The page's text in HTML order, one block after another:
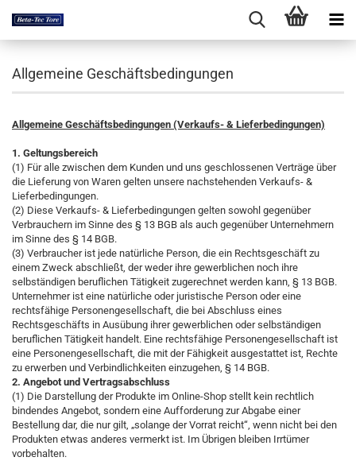
Allgemeine Geschäftsbedingungen
Allgemeine Geschäftsbedingungen (Verkaufs- & Lieferbedingungen)
1. Geltungsbereich
(1) Für alle zwischen dem Kunden und uns geschlossenen Verträge über
die Lieferung von Waren gelten unsere nachstehenden Verkaufs- &
Lieferbedingungen.
(2) Diese Verkaufs- & Lieferbedingungen gelten sowohl gegenüber
Verbrauchern im Sinne des § 13 BGB als auch gegenüber Unternehmern
im Sinne des § 14 BGB.
(3) Verbraucher ist jede natürliche Person, die ein Rechtsgeschäft zu
einem Zweck abschließt, der weder ihre gewerblichen noch ihre
selbständigen beruflichen Tätigkeit zugerechnet werden kann, § 13 BGB.
Unternehmer ist eine natürliche oder juristische Person oder eine
rechtsfähige Personengesellschaft, die bei Abschluss eines
Rechtsgeschäfts in Ausübung ihrer gewerblichen oder selbständigen
beruflichen Tätigkeit handelt. Eine rechtsfähige Personengesellschaft ist
eine Personengesellschaft, die mit der Fähigkeit ausgestattet ist, Rechte
zu erwerben und Verbindlichkeiten einzugehen, § 14 BGB.
2. Angebot und Vertragsabschluss
(1) Die Darstellung der Produkte im Online-Shop stellt kein rechtlich
bindendes Angebot, sondern eine Aufforderung zur Abgabe einer
Bestellung dar, die nur gilt, „solange der Vorrat reicht“, wenn nicht bei den
Produkten etwas anderes vermerkt ist. Im Übrigen bleiben Irrtümer
vorbehalten.